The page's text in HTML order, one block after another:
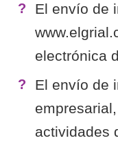
El envío de
electrónica
El envío de
actividades